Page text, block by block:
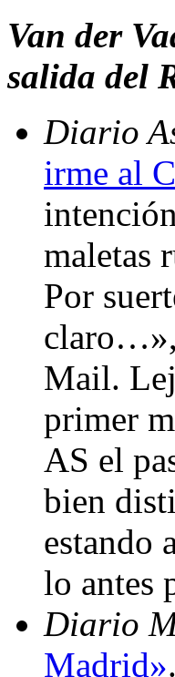
Van der
salida del
Diario
irme al
maletas
Por
claro…»,
Mail.
primer
AS el
bien
estando
lo antes
Diario
Madrid»